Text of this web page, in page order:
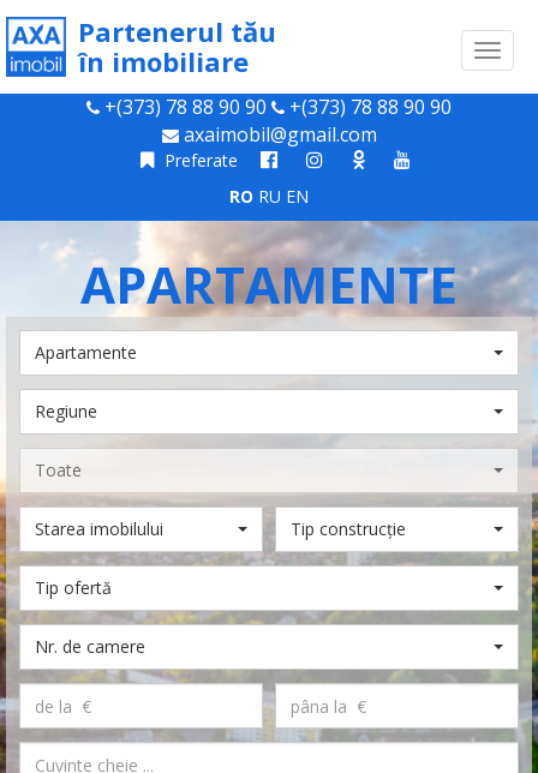
Partenerul tău
în imobiliare
+(373) 78 88 90 90
+(373) 78 88 90 90
axaimobil@gmail.com
Preferate
RO RU EN
APARTAMENTE
Apartamente
Regiune
Toate
Starea imobilului Tip construcție
Tip ofertă
Nr. de camere